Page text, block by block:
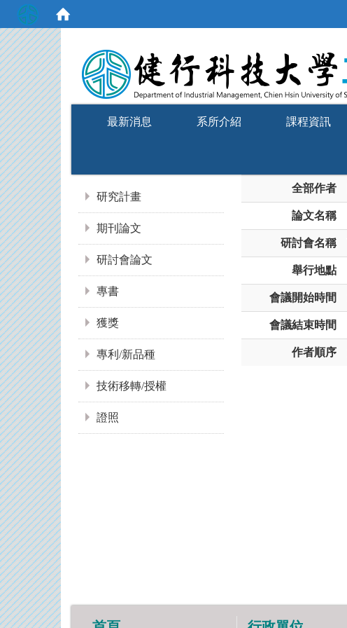
最新消息 系所介紹 課程資訊
研究計畫
期刊論文
研討會論文
專書
獲獎
專利/新品種
技術移轉/授權
證照
全部作者
論文名稱
研討會名稱
舉行地點
會議開始時間
會議結束時間
作者順序